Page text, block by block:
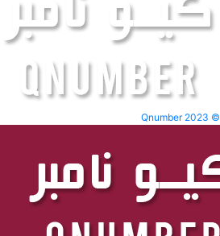
Qnumber 2023 ©